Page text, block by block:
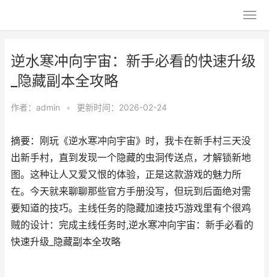
逆水寒冲向宇宙：新手必看的快速升级
_隐藏副本全攻略
作者： admin • 更新时间：2026-02-24
摘要：刚玩《逆水寒冲向宇宙》时，我卡在新手村三天没
出新手村，直到发现一个隐藏的虫洞传送点，才解锁新地
图。这种让人又爱又恨的体验，正是这款游戏的魅力所
在。今天就来聊聊那些官方手册没写，但玩到后面绝对需
要知道的技巧。主线任务的隐藏加速技巧游戏里有个很鸡
贼的设计：完成主线任务时,逆水寒冲向宇宙：新手必看的
快速升级_隐藏副本全攻略